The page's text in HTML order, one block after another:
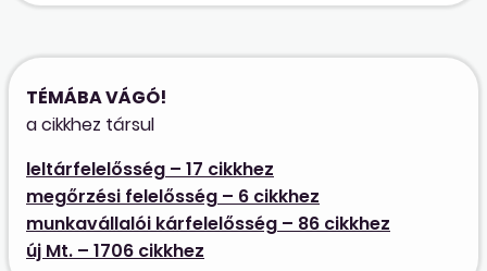
TÉMÁBA VÁGÓ!
a cikkhez társul
leltárfelelősség – 17 cikkhez
megőrzési felelősség – 6 cikkhez
munkavállalói kárfelelősség – 86 cikkhez
új Mt. – 1706 cikkhez